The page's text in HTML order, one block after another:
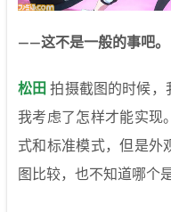
——这不是一般的事吧。
松田 拍摄截图的时候，
我考虑了怎样才能实现
式和标准模式，但是外
图比较，也不知道哪个